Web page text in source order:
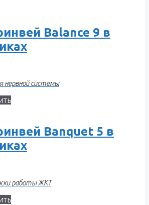
Balance 9 в
нервной системы
Banquet 5 в
работы ЖКТ